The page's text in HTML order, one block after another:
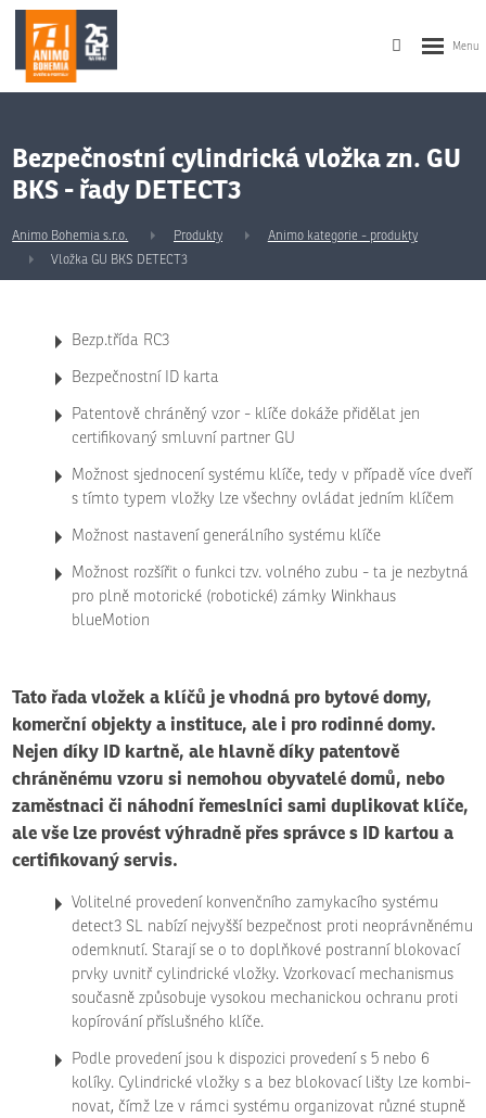
Bezpečnostní cylindrická vložka zn. GU
BKS - řady DETECT3
Animo Bohemia s.r.o. Produkty
Animo kategorie - produkty
Vložka GU BKS DETECT3
Bezp.třída RC3
Bezpečnostní ID karta
Patentově chráněný vzor - klíče dokáže přidělat jen
certifikovaný smluvní partner GU
Možnost sjednocení systému klíče, tedy v případě více dveří
s tímto typem vložky lze všechny ovládat jedním klíčem
Možnost nastavení generálního systému klíče
Možnost rozšířit o funkci tzv. volného zubu - ta je nezbytná
pro plně motorické (robotické) zámky Winkhaus
blueMotion
Tato řada vložek a klíčů je vhodná pro bytové domy,
komerční objekty a instituce, ale i pro rodinné domy.
Nejen díky ID kartně, ale hlavně díky patentově
chráněnému vzoru si nemohou obyvatelé domů, nebo
zaměstnaci či náhodní řemeslníci sami duplikovat klíče,
ale vše lze provést výhradně přes správce s ID kartou a
certifikovaný servis.
Voli­telné pro­ve­dení kon­venčního zamyka­cího sys­tému
detect3 SL nabízí nejvyšší bezpečnost proti neo­právněnému
odemk­nutí. Sta­rají se o to doplňkové post­ranní blokovací
prvky uvnitř cylindrické vložky. Vzorkovací mecha­nismus
současně způso­buje vysokou mecha­nickou ochranu proti
kopírování přís­lušného klíče.
Podle pro­ve­dení jsou k dispo­zici pro­ve­dení s 5 nebo 6
kolíky. Cylindrické vložky s a bez blokovací lišty lze kombi­
novat, čímž lze v rámci sys­tému orga­nizovat různé stupně